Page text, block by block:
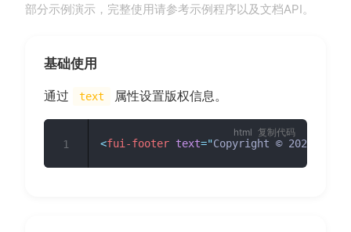
部分示例演示，完整使用请参考示例程序以及文档API。
基础使用
通过 text 属性设置版权信息。
<fui-footer text="Copyright © 2021
1
复制代码